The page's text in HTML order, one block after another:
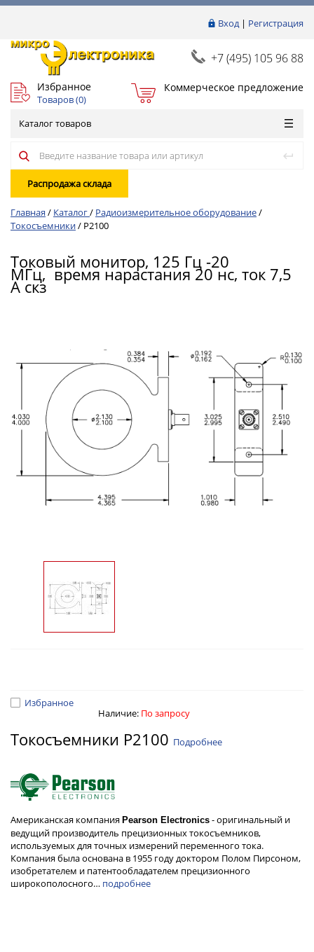
Вход| Регистрация
+7 (495) 105 96 88
Избранное
Товаров (0)
Коммерческое предложение
Каталог товаров
Распродажа склада
Главная / Каталог/ Радиоизмерительное оборудование/
Токосъемники/ P2100
Токовый монитор, 125 Гц -20
МГц, время нарастания 20 нс, ток 7,5
А скз
Избранное
Наличие: По запросу
Токосъемники P2100 Подробнее
Американская компания Pearson Electronics - оригинальный и
ведущий производитель прецизионных токосъемников,
используемых для точных измерений переменного тока.
Компания была основана в 1955 году доктором Полом Пирсоном,
изобретателем и патентообладателем прецизионного
широкополосного… подробнее